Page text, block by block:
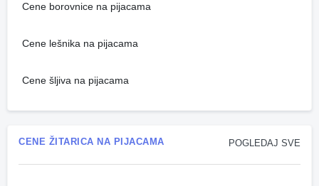
Cene borovnice na pijacama
Cene lešnika na pijacama
Cene šljiva na pijacama
POGLEDAJ SVE
CENE ŽITARICA NA PIJACAMA